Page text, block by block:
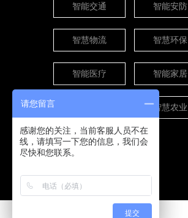
智能交通 智能安防
智慧物流 智慧环保
智能医疗 智能家居
智慧农业
请您留言
感谢您的关注，当前客服人员不在
线，请填写一下您的信息，我们会
尽快和您联系。
提交